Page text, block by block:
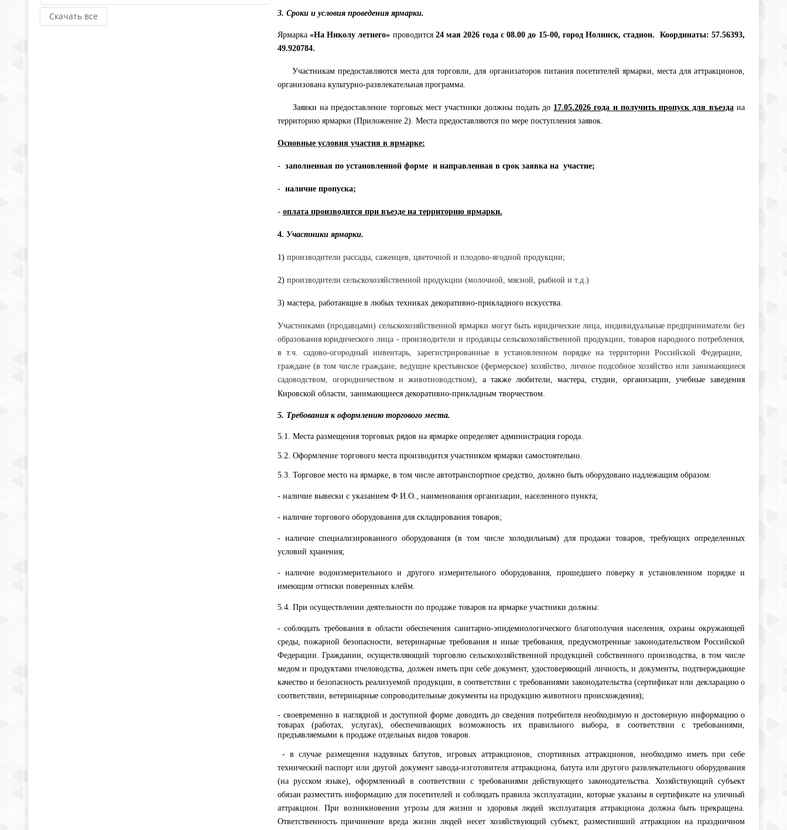
Скачать все 3. Сроки и условия проведения ярмарки.
Ярмарка «На Николу летнего» проводится 24 мая 2026 года с 08.00 до 15-00, город Нолинск, стадион. Координаты: 57.56393,
49.920784.
Участникам предоставляются места для торговли, для организаторов питания посетителей ярмарки, места для аттракционов,
организована культурно-развлекательная программа.
Заявки на предоставление торговых мест участники должны подать до 17.05.2026 года и получить пропуск для въездана
территорию ярмарки (Приложение 2). Места предоставляются по мере поступления заявок.
Основные условия участия в ярмарке:
- заполненная по установленной форме и направленная в срок заявка на участие;
- наличие пропуска;
- оплата производится при въезде на территорию ярмарки.
4. Участники ярмарки.
1) производители рассады, саженцев, цветочной и плодово-ягодной продукции;
2) производители сельскохозяйственной продукции (молочной, мясной, рыбной и т.д.)
3) мастера, работающие в любых техниках декоративно-прикладного искусства.
Участниками (продавцами) сельскохозяйственной ярмарки могут быть юридические лица, индивидуальные предприниматели без
образования юридического лица - производители и продавцы сельскохозяйственной продукции, товаров народного потребления,
в т.ч. садово-огородный инвентарь, зарегистрированные в установленном порядке на территории Российской Федерации,
граждане (в том числе граждане, ведущие крестьянское (фермерское) хозяйство, личное подсобное хозяйство или занимающиеся
садоводством, огородничеством и животноводством), а также любители, мастера, студии, организации, учебные заведения
Кировской области, занимающиеся декоративно-прикладным творчеством.
5. Требования к оформлению торгового места.
5.1. Места размещения торговых рядов на ярмарке определяет администрация города.
5.2. Оформление торгового места производится участником ярмарки самостоятельно.
5.3. Торговое место на ярмарке, в том числе автотранспортное средство, должно быть оборудовано надлежащим образом:
- наличие вывески с указанием Ф.И.О., наименования организации, населенного пункта;
- наличие торгового оборудования для складирования товаров;
- наличие специализированного оборудования (в том числе холодильным) для продажи товаров, требующих определенных
условий хранения;
- наличие водоизмерительного и другого измерительного оборудования, прошедшего поверку в установленном порядке и
имеющим оттиски поверенных клейм.
5.4. При осуществлении деятельности по продаже товаров на ярмарке участники должны:
- соблюдать требования в области обеспечения санитарно-эпидемиологического благопо­лучия населения, охраны окружающей
среды, пожарной безопасности, ветерина­рные требования и иные требования, предусмотренные законодательством Российской
Федерации. Гражданин, осуществляющий торговлю сельскохозяйственной продукцией собственного производства, в том числе
медом и продуктами пчеловодства, дол­жен иметь при себе документ, удостоверяющий личность, и документы, подтвер­ждающие
качество и безопасность реализуемой продукции, в соответствии с тре­бованиями законодательства (сертификат или декларацию о
соответствии, вете­ринарные сопроводительные документы на продукцию животного происхожде­ния);
- своевременно в наглядной и доступной форме доводить до сведения потре­бителя необходимую и достоверную информацию о
товарах (работах, услугах), обеспечивающих возможность их правильного выбора, в соответствии с требованиями,
предъявляемыми к продаже отдельных видов товаров.
- в случае размещения надувных батутов, игровых аттракционов, спортивных аттракционов, необходимо иметь при себе
технический паспорт или другой документ завода-изготовителя аттракциона, батута или другого развлекательного оборудования
(на русском языке), оформленный в соответствии с требованиями действующего законодательства. Хозяйствующий субъект
обязан разместить информацию для посетителей и соблюдать правила эксплуатации, которые указаны в сертификате на уличный
аттракцион. При возникновении угрозы для жизни и здоровья людей эксплуатация аттракциона должна быть прекращена.
Ответственность причинение вреда жизни людей несет хозяйствующий субъект, разместивший аттракцион на праздничном